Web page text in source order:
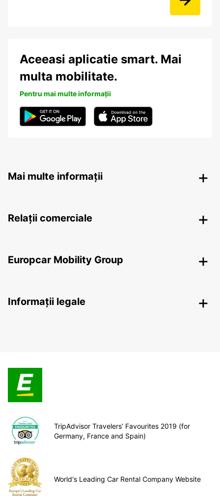
Aceeasi aplicatie smart. Mai
multa mobilitate.
Pentru mai multe informații
Mai multe informații
Relații comerciale
Europcar Mobility Group
Informații legale
TripAdvisor Travelers’ Favourites 2019 (for
Germany, France and Spain)
World's Leading Car Rental Company Website